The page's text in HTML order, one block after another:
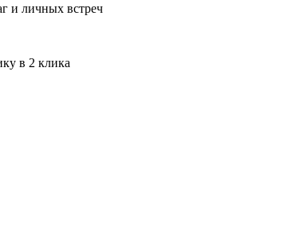
и личных встреч
в 2 клика